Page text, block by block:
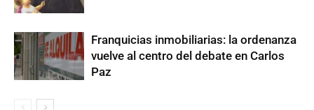
Franquicias inmobiliarias: la ordenanza
vuelve al centro del debate en Carlos
Paz